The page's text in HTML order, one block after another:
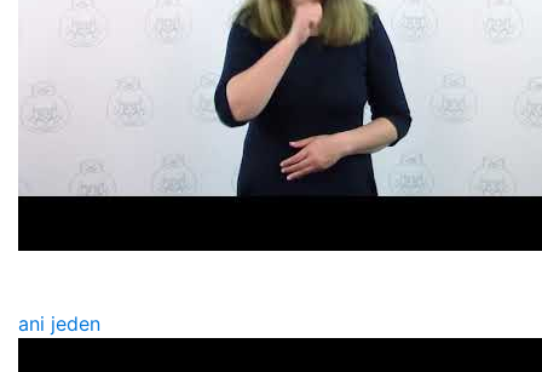
ani jeden